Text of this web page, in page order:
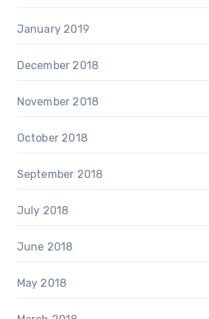
January 2019
December 2018
November 2018
October 2018
September 2018
July 2018
June 2018
May 2018